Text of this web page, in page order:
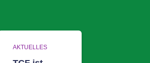
AKTUELLES